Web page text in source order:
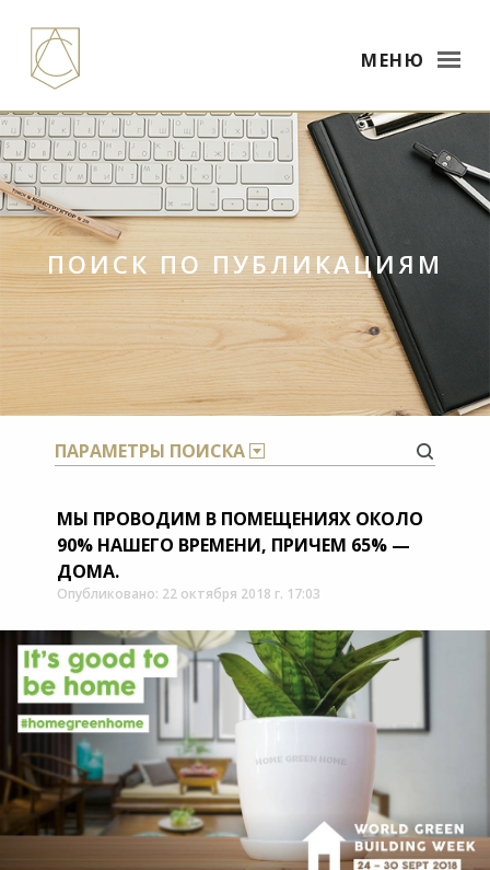
МЕНЮ
ПОИСК ПО ПУБЛИКАЦИЯМ
ПАРАМЕТРЫ ПОИСКА
×
МЫ ПРОВОДИМ В ПОМЕЩЕНИЯХ ОКОЛО
90% НАШЕГО ВРЕМЕНИ, ПРИЧЕМ 65% —
ДОМА.
Опубликовано: 22 октября 2018 г. 17:03